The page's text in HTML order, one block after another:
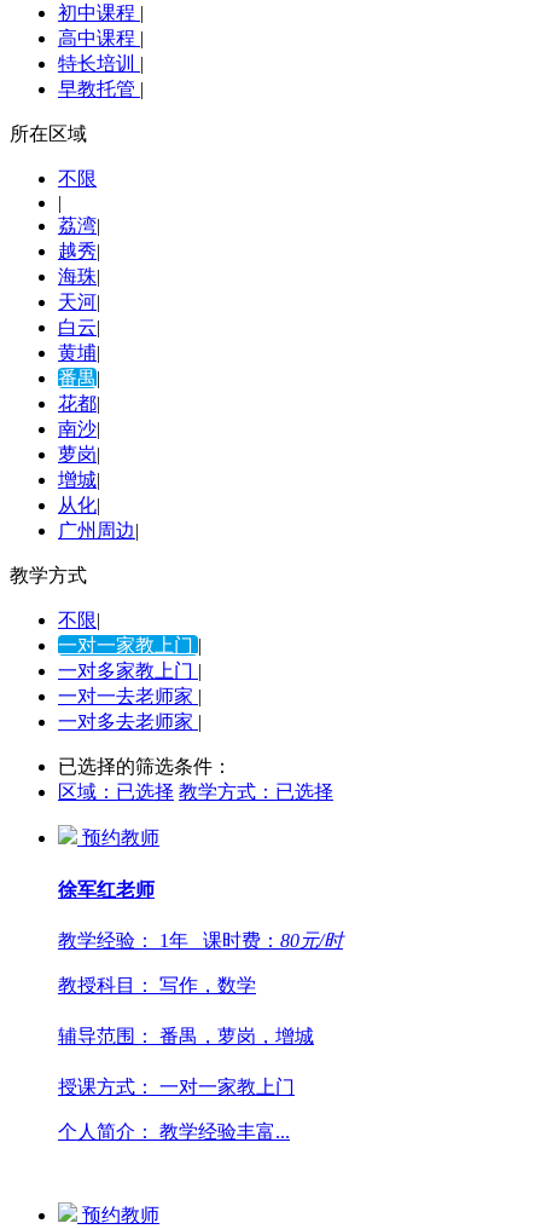
初中课程 |
高中课程 |
特长培训 |
早教托管 |
所在区域
不限
|
荔湾|
越秀|
海珠|
天河|
白云|
黄埔|
番禺|
花都|
南沙|
萝岗|
增城|
从化|
广州周边|
教学方式
不限|
一对一家教上门|
一对多家教上门 |
一对一去老师家 |
一对多去老师家 |
已选择的筛选条件：
区域： 已选择 教学方式： 已选择
预约教师
徐军红老师
教学经验： 1年 课时费： 80元/时
教授科目： 写作，数学
辅导范围： 番禺，萝岗，增城
授课方式： 一对一家教上门
个人简介： 教学经验丰富...
预约教师